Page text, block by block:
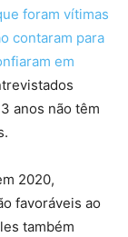
foram vítimas
contaram para
em
anos não têm
2020,
favoráveis ao
também